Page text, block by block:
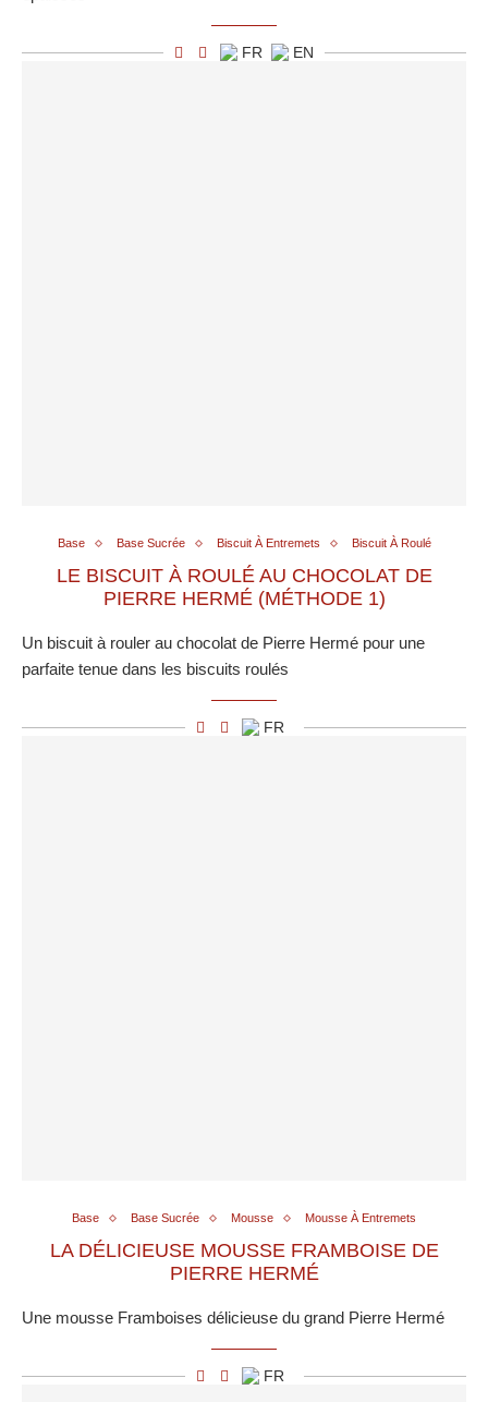
FR EN
Base Base Sucrée Biscuit À Entremets Biscuit À Roulé
LE BISCUIT À ROULÉ AU CHOCOLAT DE
PIERRE HERMÉ (MÉTHODE 1)
Un biscuit à rouler au chocolat de Pierre Hermé pour une
parfaite tenue dans les biscuits roulés
FR
Base Base Sucrée Mousse Mousse À Entremets
LA DÉLICIEUSE MOUSSE FRAMBOISE DE
PIERRE HERMÉ
Une mousse Framboises délicieuse du grand Pierre Hermé
FR